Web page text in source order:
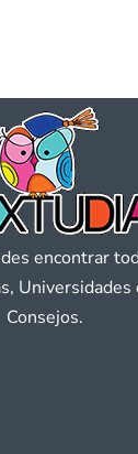
encontrar
Universidades
Consejos.